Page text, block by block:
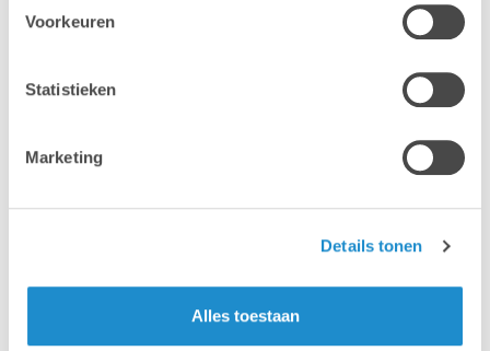
Voorkeuren
Statistieken
Marketing
Details tonen
Alles toestaan